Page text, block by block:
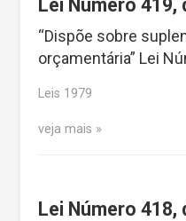
Lei Número 419,
“Dispõe sobre
orçamentária” Lei
Leis 1979
veja mais
Lei Número 418,